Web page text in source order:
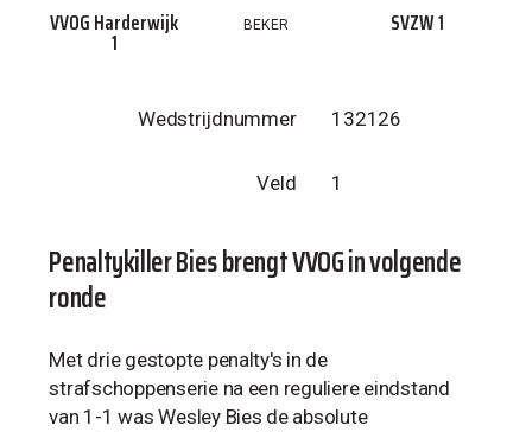
VVOG Harderwijk
1
BEKER SVZW 1
Wedstrijdnummer 132126
Veld 1
Penaltykiller Bies brengt VVOG in volgende
ronde
Met drie gestopte penalty's in de
strafschoppenserie na een reguliere eindstand
van 1-1 was Wesley Bies de absolute